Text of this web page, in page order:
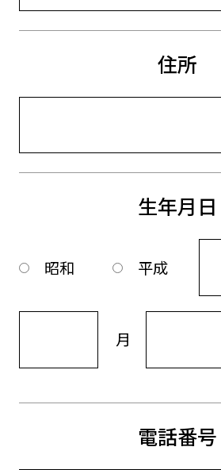
住所
生年月日
昭和 平成
月
電話番号